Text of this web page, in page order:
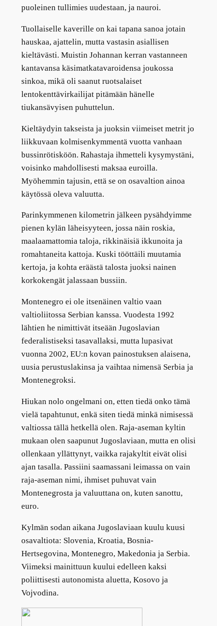
puoleinen tullimies uudestaan, ja nauroi.
Tuollaiselle kaverille on kai tapana sanoa jotain
hauskaa, ajattelin, mutta vastasin asiallisen
kieltävästi. Muistin Johannan kerran vastanneen
kantavansa käsimatkatavaroidensa joukossa
sinkoa, mikä oli saanut ruotsalaiset
lentokenttävirkailijat pitämään hänelle
tiukansävyisen puhuttelun.
Kieltäydyin takseista ja juoksin viimeiset metrit jo
liikkuvaan kolmisenkymmentä vuotta vanhaan
bussinrötisköön. Rahastaja ihmetteli kysymystäni,
voisinko mahdollisesti maksaa euroilla.
Myöhemmin tajusin, että se on osavaltion ainoa
käytössä oleva valuutta.
Parinkymmenen kilometrin jälkeen pysähdyimme
pienen kylän läheisyyteen, jossa näin roskia,
maalaamattomia taloja, rikkinäisiä ikkunoita ja
romahtaneita kattoja. Kuski tööttäili muutamia
kertoja, ja kohta eräästä talosta juoksi nainen
korkokengät jalassaan bussiin.
Montenegro ei ole itsenäinen valtio vaan
valtioliitossa Serbian kanssa. Vuodesta 1992
lähtien he nimittivät itseään Jugoslavian
federalistiseksi tasavallaksi, mutta lupasivat
vuonna 2002, EU:n kovan painostuksen alaisena,
uusia perustuslakinsa ja vaihtaa nimensä Serbia ja
Montenegroksi.
Hiukan nolo ongelmani on, etten tiedä onko tämä
vielä tapahtunut, enkä siten tiedä minkä nimisessä
valtiossa tällä hetkellä olen. Raja-aseman kyltin
mukaan olen saapunut Jugoslaviaan, mutta en olisi
ollenkaan yllättynyt, vaikka rajakyltit eivät olisi
ajan tasalla. Passiini saamassani leimassa on vain
raja-aseman nimi, ihmiset puhuvat vain
Montenegrosta ja valuuttana on, kuten sanottu,
euro.
Kylmän sodan aikana Jugoslaviaan kuulu kuusi
osavaltiota: Slovenia, Kroatia, Bosnia-
Hertsegovina, Montenegro, Makedonia ja Serbia.
Viimeksi mainittuun kuului edelleen kaksi
poliittisesti autonomista aluetta, Kosovo ja
Vojvodina.